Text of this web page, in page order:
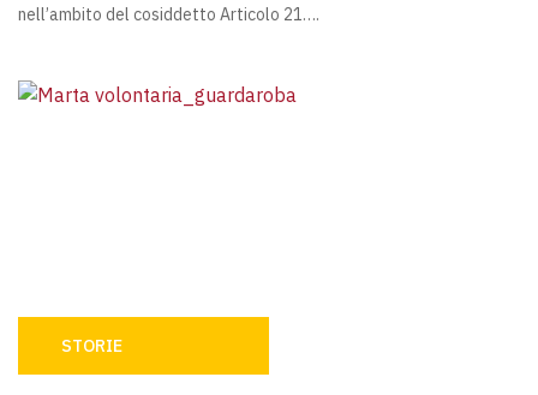
nell’ambito del cosiddetto Articolo 21….
STORIE